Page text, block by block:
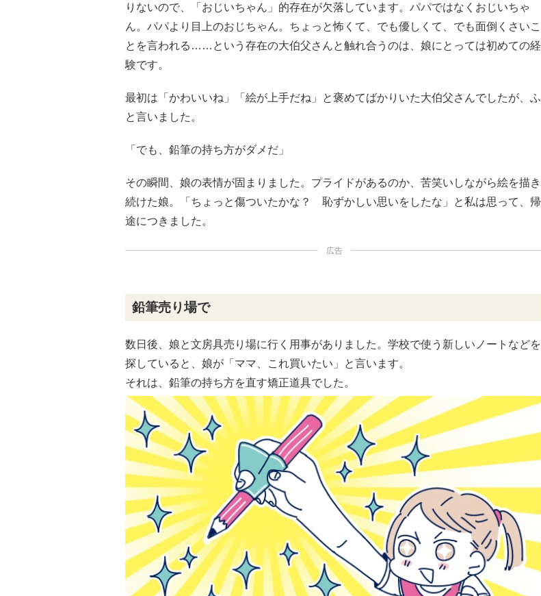
りないので、「おじいちゃん」的存在が欠落しています。パパではなくおじいちゃ
ん。パパより目上のおじちゃん。ちょっと怖くて、でも優しくて、でも面倒くさいこ
とを言われる……という存在の大伯父さんと触れ合うのは、娘にとっては初めての経
験です。
最初は「かわいいね」「絵が上手だね」と褒めてばかりいた大伯父さんでしたが、ふ
と言いました。
「でも、鉛筆の持ち方がダメだ」
その瞬間、娘の表情が固まりました。プライドがあるのか、苦笑いしながら絵を描き
続けた娘。「ちょっと傷ついたかな？ 恥ずかしい思いをしたな」と私は思って、帰
途につきました。
広告
鉛筆売り場で
数日後、娘と文房具売り場に行く用事がありました。学校で使う新しいノートなどを
探していると、娘が「ママ、これ買いたい」と言います。
それは、鉛筆の持ち方を直す矯正道具でした。